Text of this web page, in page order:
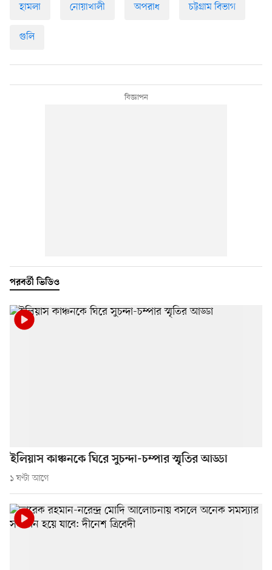
হামলা নোয়াখালী অপরাধ চট্টগ্রাম বিভাগ
গুলি
পরবর্তী ভিডিও
ইলিয়াস কাঞ্চনকে ঘিরে সুচন্দা-চম্পার স্মৃতির আড্ডা
১ ঘণ্টা আগে